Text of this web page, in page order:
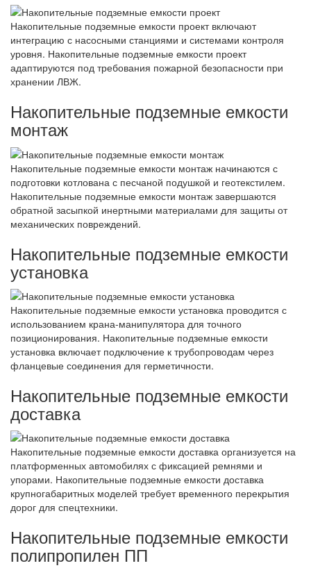
Накопительные подземные емкости проект включают
интеграцию с насосными станциями и системами контроля
уровня. Накопительные подземные емкости проект
адаптируются под требования пожарной безопасности при
хранении ЛВЖ.
Накопительные подземные емкости
монтаж
Накопительные подземные емкости монтаж начинаются с
подготовки котлована с песчаной подушкой и геотекстилем.
Накопительные подземные емкости монтаж завершаются
обратной засыпкой инертными материалами для защиты от
механических повреждений.
Накопительные подземные емкости
установка
Накопительные подземные емкости установка проводится с
использованием крана-манипулятора для точного
позиционирования. Накопительные подземные емкости
установка включает подключение к трубопроводам через
фланцевые соединения для герметичности.
Накопительные подземные емкости
доставка
Накопительные подземные емкости доставка организуется на
платформенных автомобилях с фиксацией ремнями и
упорами. Накопительные подземные емкости доставка
крупногабаритных моделей требует временного перекрытия
дорог для спецтехники.
Накопительные подземные емкости
полипропилен ПП